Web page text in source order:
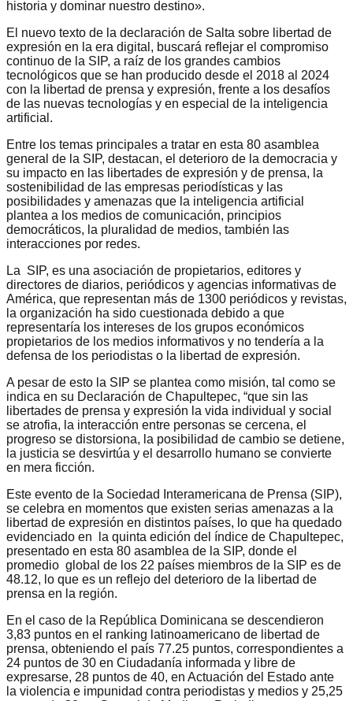
historia y dominar nuestro destino».
El nuevo texto de la declaración de Salta sobre libertad de
expresión en la era digital, buscará reflejar el compromiso
continuo de la SIP, a raíz de los grandes cambios
tecnológicos que se han producido desde el 2018 al 2024
con la libertad de prensa y expresión, frente a los desafíos
de las nuevas tecnologías y en especial de la inteligencia
artificial.
Entre los temas principales a tratar en esta 80 asamblea
general de la SIP, destacan, el deterioro de la democracia y
su impacto en las libertades de expresión y de prensa, la
sostenibilidad de las empresas periodísticas y las
posibilidades y amenazas que la inteligencia artificial
plantea a los medios de comunicación, principios
democráticos, la pluralidad de medios, también las
interacciones por redes.
La SIP, es una asociación de propietarios, editores y
directores de diarios, periódicos y agencias informativas de
América, que representan más de 1300 periódicos y revistas,
la organización ha sido cuestionada debido a que
representaría los intereses de los grupos económicos
propietarios de los medios informativos y no tendería a la
defensa de los periodistas o la libertad de expresión.
A pesar de esto la SIP se plantea como misión, tal como se
indica en su Declaración de Chapultepec, “que sin las
libertades de prensa y expresión la vida individual y social
se atrofia, la interacción entre personas se cercena, el
progreso se distorsiona, la posibilidad de cambio se detiene,
la justicia se desvirtúa y el desarrollo humano se convierte
en mera ficción.
Este evento de la Sociedad Interamericana de Prensa (SIP),
se celebra en momentos que existen serias amenazas a la
libertad de expresión en distintos países, lo que ha quedado
evidenciado en la quinta edición del índice de Chapultepec,
presentado en esta 80 asamblea de la SIP, donde el
promedio global de los 22 países miembros de la SIP es de
48.12, lo que es un reflejo del deterioro de la libertad de
prensa en la región.
En el caso de la República Dominicana se descendieron
3,83 puntos en el ranking latinoamericano de libertad de
prensa, obteniendo el país 77.25 puntos, correspondientes a
24 puntos de 30 en Ciudadanía informada y libre de
expresarse, 28 puntos de 40, en Actuación del Estado ante
la violencia e impunidad contra periodistas y medios y 25,25